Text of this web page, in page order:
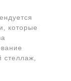
которые
стеллаж,